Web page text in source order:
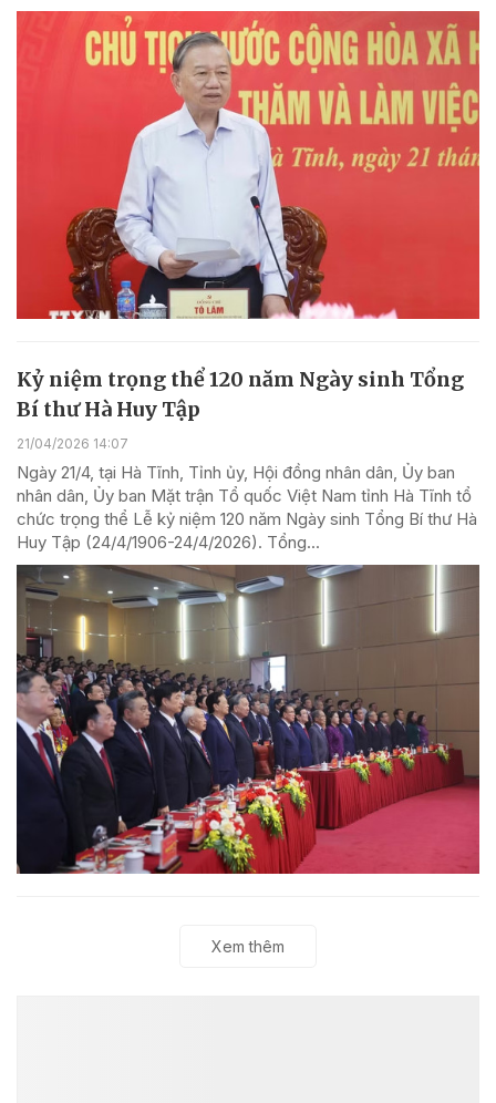
Kỷ niệm trọng thể 120 năm Ngày sinh Tổng
Bí thư Hà Huy Tập
21/04/2026 14:07
Ngày 21/4, tại Hà Tĩnh, Tỉnh ủy, Hội đồng nhân dân, Ủy ban
nhân dân, Ủy ban Mặt trận Tổ quốc Việt Nam tỉnh Hà Tĩnh tổ
chức trọng thể Lễ kỷ niệm 120 năm Ngày sinh Tổng Bí thư Hà
Huy Tập (24/4/1906-24/4/2026). Tổng...
Xem thêm